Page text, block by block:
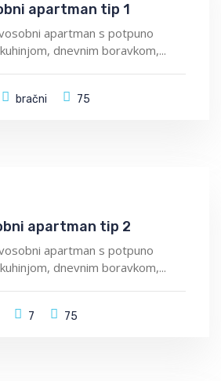
apartman tip 1
apartman s potpuno
dnevnim boravkom,...
bračni 75
apartman tip 2
apartman s potpuno
dnevnim boravkom,...
7 75